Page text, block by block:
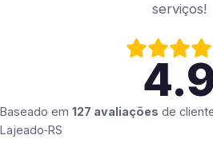
serviços!
Baseado em 127 avaliações de
Lajeado‑RS